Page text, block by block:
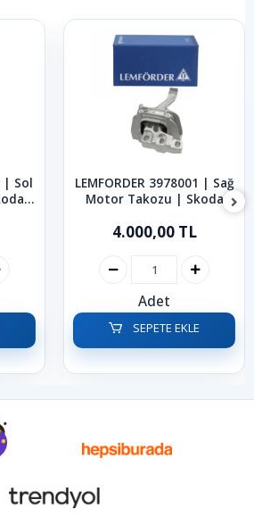
| Sol
LEMFORDER 3978001 | Sağ
Motor Takozu | Skoda
Karoq 2013-2024
4.000,00 TL
Adet
SEPETE EKLE